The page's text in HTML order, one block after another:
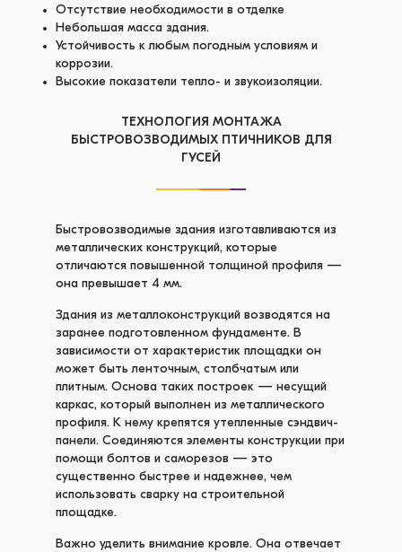
Отсутствие необходимости в отделке
Небольшая масса здания.
Устойчивость к любым погодным условиям и
коррозии.
Высокие показатели тепло- и звукоизоляции.
ТЕХНОЛОГИЯ МОНТАЖА
БЫСТРОВОЗВОДИМЫХ ПТИЧНИКОВ ДЛЯ
ГУСЕЙ
Быстровозводимые здания изготавливаются из
металлических конструкций, которые
отличаются повышенной толщиной профиля —
она превышает 4 мм.
Здания из металлоконструкций возводятся на
заранее подготовленном фундаменте. В
зависимости от характеристик площадки он
может быть ленточным, столбчатым или
плитным. Основа таких построек — несущий
каркас, который выполнен из металлического
профиля. К нему крепятся утепленные сэндвич-
панели. Соединяются элементы конструкции при
помощи болтов и саморезов — это
существенно быстрее и надежнее, чем
использовать сварку на строительной
площадке.
Важно уделить внимание кровле. Она отвечает